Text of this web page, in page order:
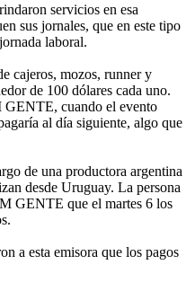
servicios en esa
sus jornales, que en este tipo
laboral.
cajeros, mozos, runner y
de 100 dólares cada uno.
GENTE, cuando el evento
al día siguiente, algo que
de una productora argentina
desde Uruguay. La persona
GENTE que el martes 6 los
a esta emisora que los pagos